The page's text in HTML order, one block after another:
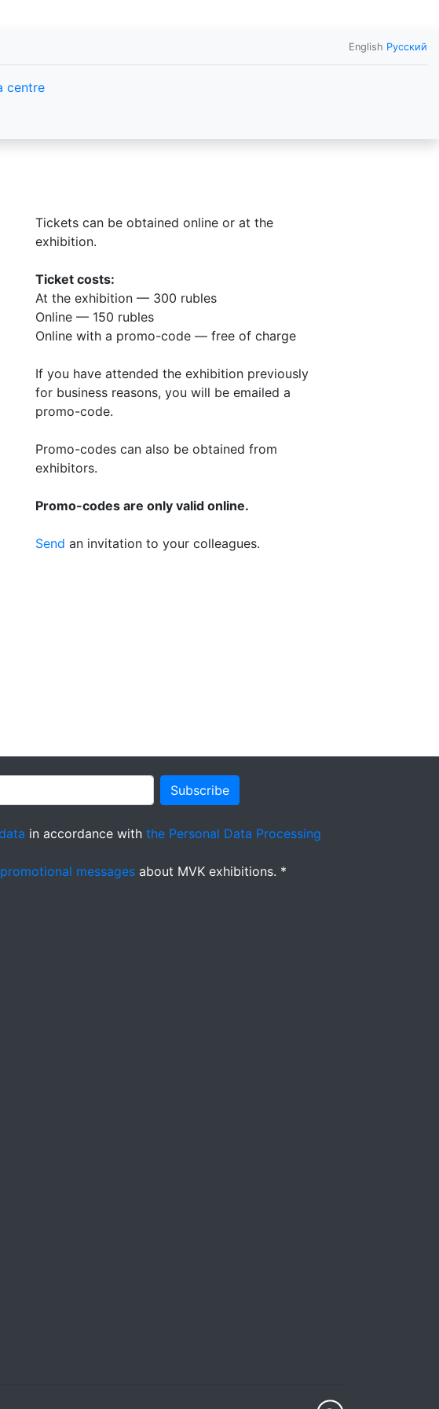
English Русский
centre
Tickets can be obtained online or at the
exhibition.
Ticket costs:
At the exhibition — 300 rubles
Online — 150 rubles
Online with a promo-code — free of charge
If you have attended the exhibition previously
for business reasons, you will be emailed a
promo-code.
Promo-codes can also be obtained from
exhibitors.
Promo-codes are only valid online.
Send an invitation to your colleagues.
Subscribe
in accordance with the Personal Data Processing
messages about MVK exhibitions. *